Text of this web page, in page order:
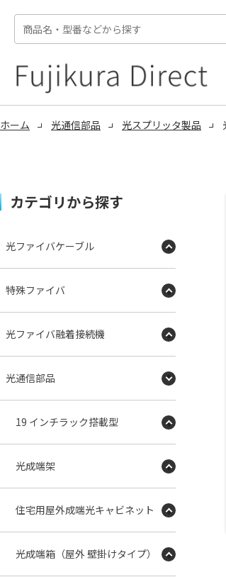
ホーム 光通信部品 光スプリッタ製品
カテゴリから探す
光ファイバケーブル
特殊ファイバ
光ファイバ融着接続機
光通信部品
19 インチラック搭載型
光成端架
住宅用屋外成端光キャビネット
光成端箱（屋外 壁掛けタイプ）